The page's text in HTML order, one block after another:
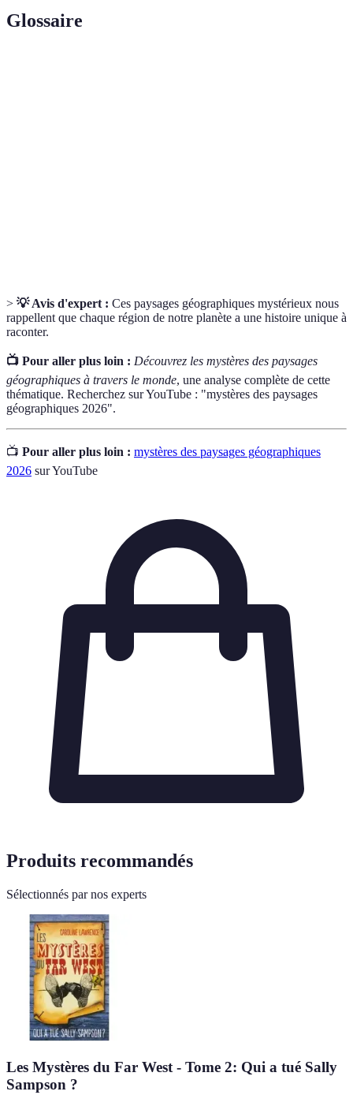
Glossaire
> 💡 Avis d'expert : Ces paysages géographiques mystérieux nous
rappellent que chaque région de notre planète a une histoire unique à
raconter.
📺 Pour aller plus loin : Découvrez les mystères des paysages
géographiques à travers le monde, une analyse complète de cette
thématique. Recherchez sur YouTube : "mystères des paysages
géographiques 2026".
📺 Pour aller plus loin : mystères des paysages géographiques
2026 sur YouTube
Produits recommandés
Sélectionnés par nos experts
Les Mystères du Far West - Tome 2: Qui a tué Sally
Sampson ?